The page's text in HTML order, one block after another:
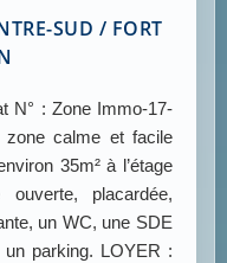
SUD / FORT
N° : Zone Immo-17-
zone calme et facile
35m² à l’étage
placardée,
un WC, une SDE
parking. LOYER :